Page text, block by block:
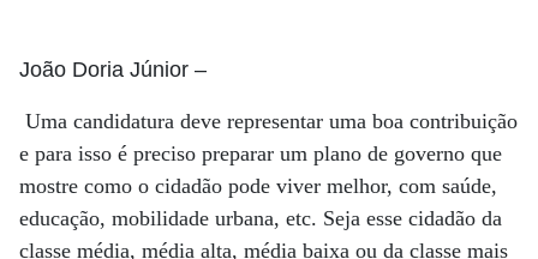
João Doria Júnior –
Uma candidatura deve representar uma boa contribuição
e para isso é preciso preparar um plano de governo que
mostre como o cidadão pode viver melhor, com saúde,
educação, mobilidade urbana, etc. Seja esse cidadão da
classe média, média alta, média baixa ou da classe mais